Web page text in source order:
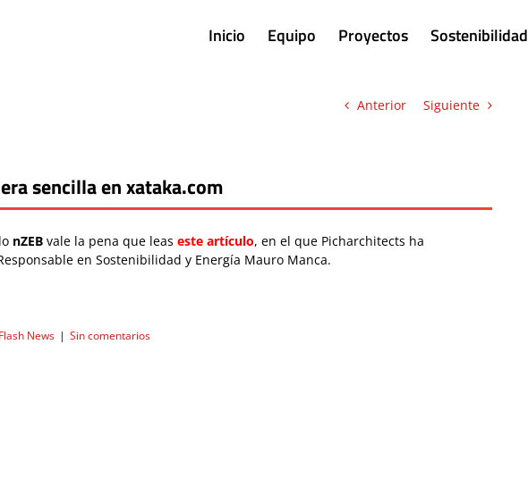
Inicio Equipo Proyectos Sostenibilidad
Anterior Siguiente
sencilla en xataka.com
nZEB vale la pena que leas este artículo, en el que Picharchitects ha
en Sostenibilidad y Energía Mauro Manca.
Flash News | Sin comentarios